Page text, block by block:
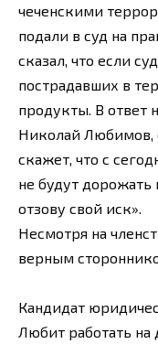
чеченскими
подали в суд на
сказал, что если
пострадавших в
продукты. В ответ
Николай Любимов,
скажет, что с
не будут дорожать
отзову свой иск».
Несмотря на
верным
Кандидат
Любит работать на